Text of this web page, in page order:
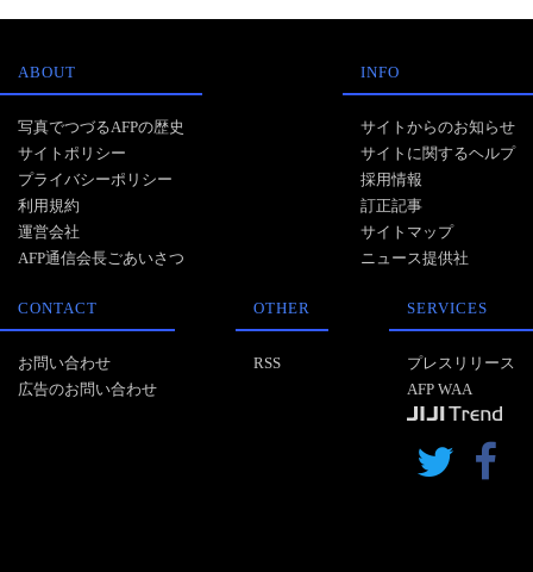
ABOUT
写真でつづるAFPの歴史
サイトポリシー
プライバシーポリシー
利用規約
運営会社
AFP通信会長ごあいさつ
INFO
サイトからのお知らせ
サイトに関するヘルプ
採用情報
訂正記事
サイトマップ
ニュース提供社
CONTACT
お問い合わせ
広告のお問い合わせ
OTHER
RSS
SERVICES
プレスリリース
AFP WAA